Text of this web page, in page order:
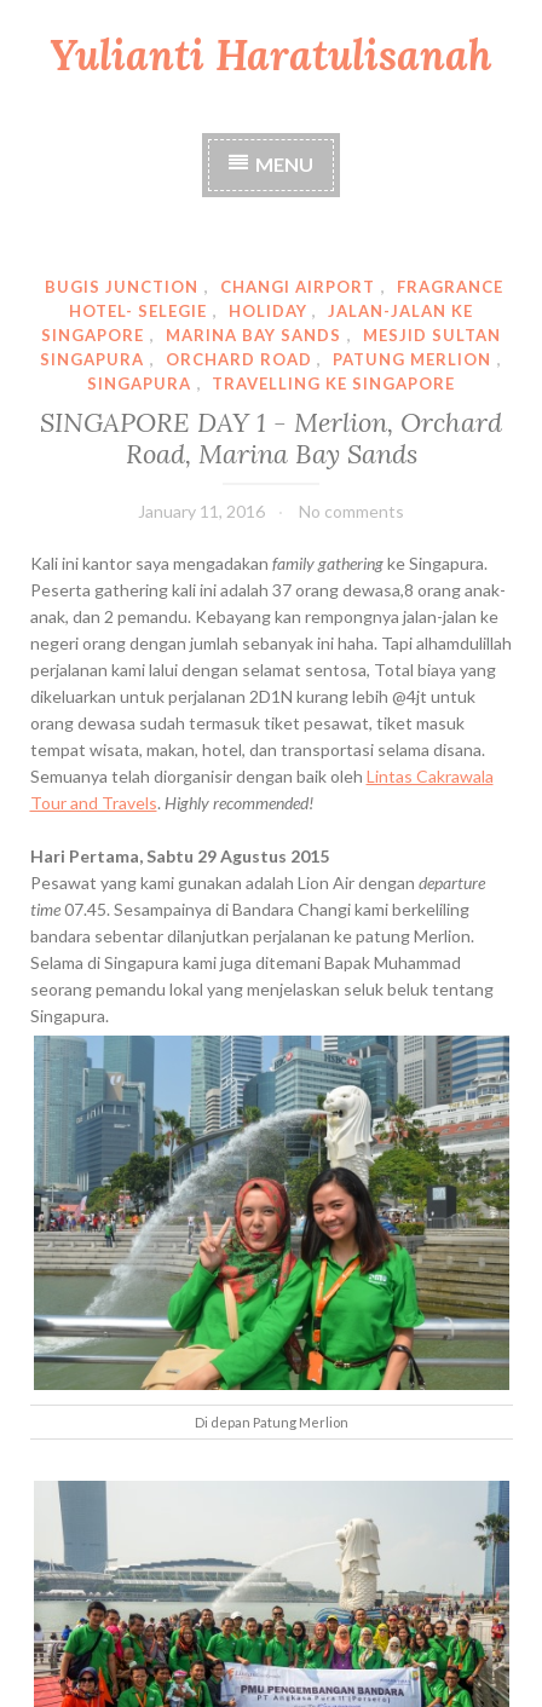
Yulianti Haratulisanah
MENU
BUGIS JUNCTION , CHANGI AIRPORT ,
FRAGRANCE
HOTEL- SELEGIE , HOLIDAY ,
JALAN-JALAN KE
SINGAPORE , MARINA BAY SANDS ,
MESJID SULTAN
SINGAPURA , ORCHARD ROAD , PATUNG MERLION ,
SINGAPURA , TRAVELLING KE SINGAPORE
SINGAPORE DAY 1 - Merlion, Orchard
Road, Marina Bay Sands
January 11, 2016 No comments
Kali ini kantor saya mengadakan family gatheringke Singapura.
Peserta gathering kali ini adalah 37 orang dewasa,8 orang anak-
anak, dan 2 pemandu. Kebayang kan rempongnya jalan-jalan ke
negeri orang dengan jumlah sebanyak ini haha. Tapi alhamdulillah
perjalanan kami lalui dengan selamat sentosa, Total biaya yang
dikeluarkan untuk perjalanan 2D1N kurang lebih @4jt untuk
orang dewasa sudah termasuk tiket pesawat, tiket masuk
tempat wisata, makan, hotel, dan transportasi selama disana.
Semuanya telah diorganisir dengan baik oleh Lintas Cakrawala
Tour and Travels. Highly recommended!
Hari Pertama, Sabtu 29 Agustus 2015
Pesawat yang kami gunakan adalah Lion Air dengan departure
time07.45. Sesampainya di Bandara Changi kami berkeliling
bandara sebentar dilanjutkan perjalanan ke patung Merlion.
Selama di Singapura kami juga ditemani Bapak Muhammad
seorang pemandu lokal yang menjelaskan seluk beluk tentang
Singapura.
Di depan Patung Merlion